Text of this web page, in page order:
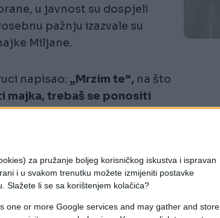
za pružanje boljeg korisničkog iskustva i ispravan
i u svakom trenutku možete izmijeniti postavke
Slažete li se sa korištenjem kolačića?
one or more Google services and may gather and store
u javnost su dospjeli
pažnju izazvale su
Miljane.
napisao: „Mrzim te“, na što
majka, trebaš se ponositi
ga pita: „Šta to radite? Zašto
dok je u istoj sobi bila
Istaknuto je da roditelji nisu